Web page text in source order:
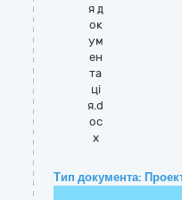
я д
ок
ум
ен
та
ці
я.d
oc
x
Тип документа: